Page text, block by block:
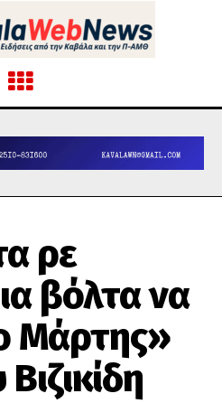
ρε
βόλτα να
Μάρτης»